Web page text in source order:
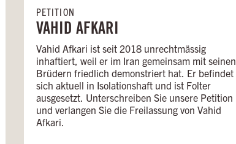
VAHID AFKARI
PETITION
Vahid Afkari ist seit 2018 unrechtmässig
inhaftiert, weil er im Iran gemeinsam mit seinen
Brüdern friedlich demonstriert hat. Er befindet
sich aktuell in Isolationshaft und ist Folter
ausgesetzt. Unterschreiben Sie unsere Petition
und verlangen Sie die Freilassung von Vahid
Afkari.